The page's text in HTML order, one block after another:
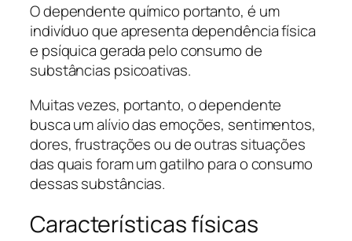
O dependente químico portanto, é um
indivíduo que apresenta dependência física
e psíquica gerada pelo consumo de
substâncias psicoativas.
Muitas vezes, portanto, o dependente
busca um alívio das emoções, sentimentos,
dores, frustrações ou de outras situações
das quais foram um gatilho para o consumo
dessas substâncias.
Características físicas